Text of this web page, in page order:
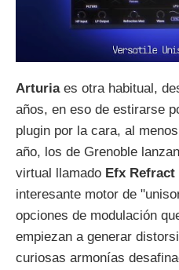
Arturiaes otra habitual,
años, en eso de estirarse
plugin por la cara, al
año, los de Grenoble
virtual llamado Efx Refract
interesante motor de
opciones de modulación
empiezan a generar
curiosas armonías